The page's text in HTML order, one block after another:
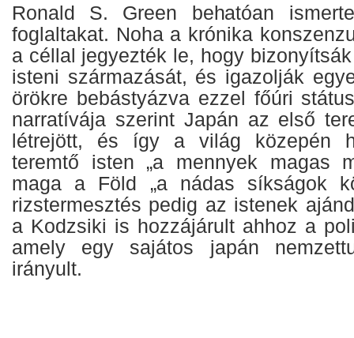
Ronald S. Green behatóan
foglaltakat. Noha a krónika
a céllal jegyezték le, hogy
isteni származását, és igazolják
örökre bebástyázva ezzel főúri
narratívája szerint Japán az első
létrejött, és így a világ közepén
teremtő isten „a mennyek magas
maga a Föld „a nádas síkságok
rizstermesztés pedig az istenek
a Kodzsiki is hozzájárult ahhoz a
amely egy sajátos japán
irányult.